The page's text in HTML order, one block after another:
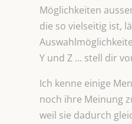
Möglichkeiten
die so vielseitig ist,
Y und Z … stell dir
Ich kenne einige
noch ihre Meinung
weil sie dadurch